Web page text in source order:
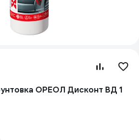
ОРЕОЛ Дисконт ВД 1